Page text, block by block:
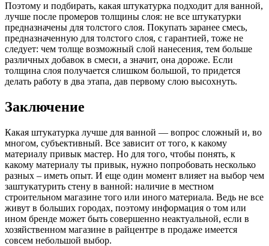
Поэтому и подбирать, какая штукатурка подходит для ванной,
лучше после промеров толщины слоя: не все штукатурки
предназначены для толстого слоя. Покупать заранее смесь,
предназначенную для толстого слоя, с гарантией, тоже не
следует: чем толще возможный слой нанесения, тем больше
различных добавок в смеси, а значит, она дороже. Если
толщина слоя получается слишком большой, то придется
делать работу в два этапа, дав первому слою высохнуть.
Заключение
Какая штукатурка лучше для ванной — вопрос сложный и, во
многом, субъективный. Все зависит от того, к какому
материалу привык мастер. Но для того, чтобы понять, к
какому материалу ты привык, нужно попробовать несколько
разных – иметь опыт. И еще один момент влияет на выбор чем
заштукатурить стену в ванной: наличие в местном
строительном магазине того или иного материала. Ведь не все
живут в больших городах, поэтому информация о том или
ином бренде может быть совершенно неактуальной, если в
хозяйственном магазине в райцентре в продаже имеется
совсем небольшой выбор.